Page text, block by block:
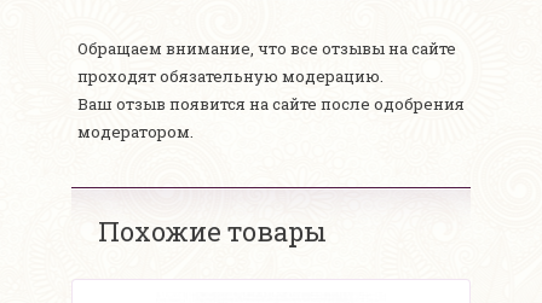
Обращаем внимание, что все отзывы на сайте
проходят обязательную модерацию.
Ваш отзыв появится на сайте после одобрения
модератором.
Похожие товары